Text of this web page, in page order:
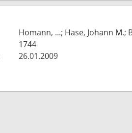
Homann, ...; Hase, Johann
1744
26.01.2009